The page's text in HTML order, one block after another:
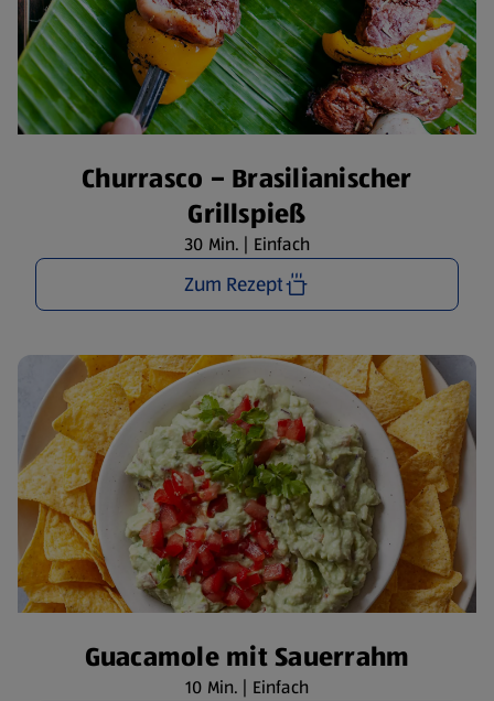
Churrasco – Brasilianischer
Grillspieß
30 Min. | Einfach
Zum Rezept
Guacamole mit Sauerrahm
10 Min. | Einfach